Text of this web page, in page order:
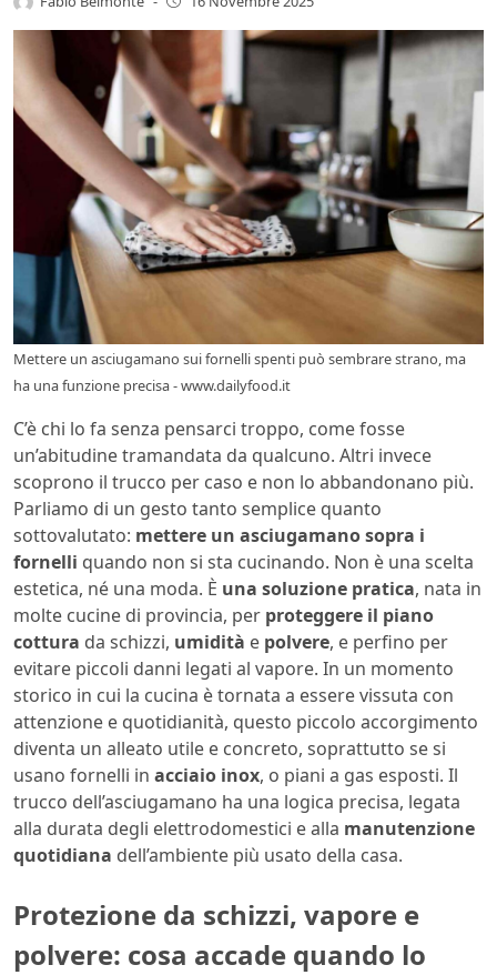
Mettere un asciugamano sui fornelli spenti può sembrare strano, ma
ha una funzione precisa - www.dailyfood.it
C’è chi lo fa senza pensarci troppo, come fosse
un’abitudine tramandata da qualcuno. Altri invece
scoprono il trucco per caso e non lo abbandonano più.
Parliamo di un gesto tanto semplice quanto
sottovalutato: mettere un asciugamano sopra i
fornelli quando non si sta cucinando. Non è una scelta
estetica, né una moda. È una soluzione pratica, nata in
molte cucine di provincia, per proteggere il piano
cottura da schizzi, umidità e polvere, e perfino per
evitare piccoli danni legati al vapore. In un momento
storico in cui la cucina è tornata a essere vissuta con
attenzione e quotidianità, questo piccolo accorgimento
diventa un alleato utile e concreto, soprattutto se si
usano fornelli in acciaio inox, o piani a gas esposti. Il
trucco dell’asciugamano ha una logica precisa, legata
alla durata degli elettrodomestici e alla manutenzione
quotidiana dell’ambiente più usato della casa.
Protezione da schizzi, vapore e
polvere: cosa accade quando lo